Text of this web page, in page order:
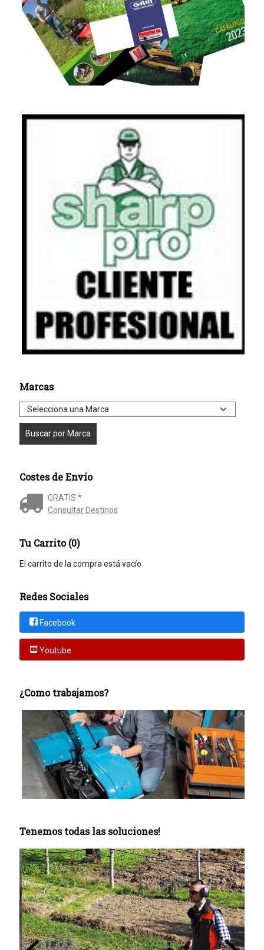
Marcas
Costes de Envío
GRATIS *
Consultar Destinos
Tu Carrito (0)
El carrito de la compra está vacío
Redes Sociales
Facebook
Youtube
¿Como trabajamos?
Tenemos todas las soluciones!